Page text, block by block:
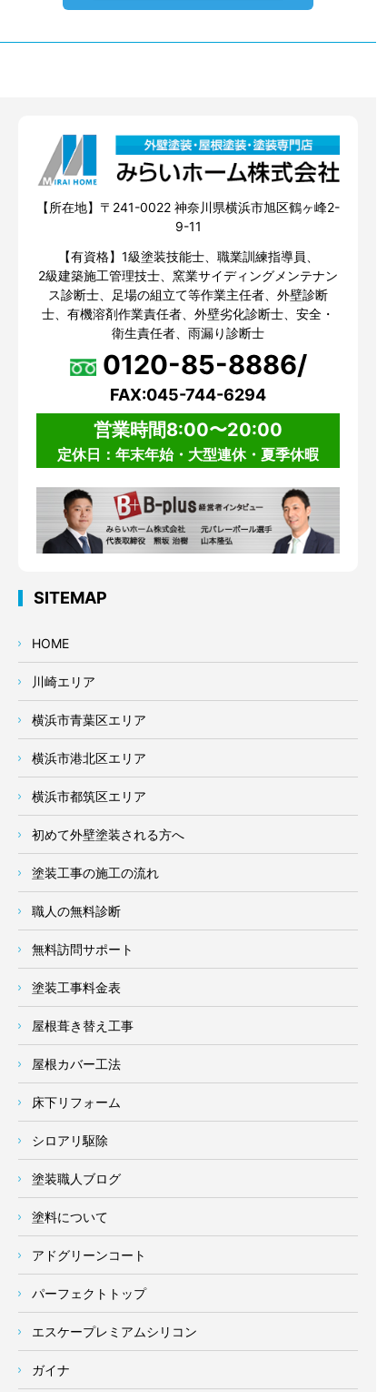
【所在地】〒241-0022 神奈川県横浜市旭区鶴ヶ峰2-
9-11
【有資格】1級塗装技能士、職業訓練指導員、
2級建築施工管理技士、窯業サイディングメンテナン
ス診断士、足場の組立て等作業主任者、外壁診断
士、有機溶剤作業責任者、外壁劣化診断士、安全・
衛生責任者、雨漏り診断士
0120-85-8886/
FAX:045-744-6294
営業時間8:00〜20:00
定休日：年末年始・大型連休・夏季休暇
SITEMAP
HOME
川崎エリア
横浜市青葉区エリア
横浜市港北区エリア
横浜市都筑区エリア
初めて外壁塗装される方へ
塗装工事の施工の流れ
職人の無料診断
無料訪問サポート
塗装工事料金表
屋根葺き替え工事
屋根カバー工法
床下リフォーム
シロアリ駆除
塗装職人ブログ
塗料について
アドグリーンコート
パーフェクトトップ
エスケープレミアムシリコン
ガイナ